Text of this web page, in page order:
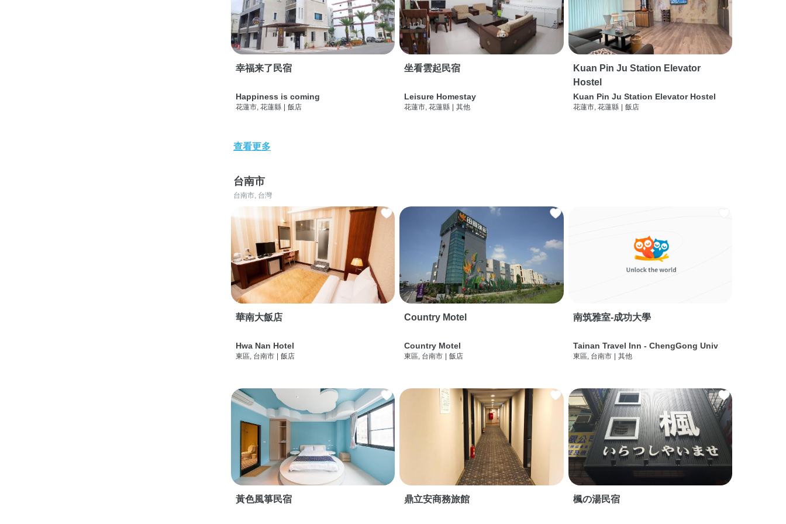
幸福来了民宿
Happiness is coming
花蓮市, 花蓮縣 飯店
坐看雲起民宿
Leisure Homestay
花蓮市, 花蓮縣 其他
Kuan Pin Ju Station Elevator
Hostel
Kuan Pin Ju Station Elevator Hostel
花蓮市, 花蓮縣 飯店
查看更多
台南市
台南市, 台灣
華南大飯店
Hwa Nan Hotel
東區, 台南市 飯店
Country Motel
Country Motel
東區, 台南市 飯店
南筑雅室-成功大學
Tainan Travel Inn - ChengGong Univ
東區, 台南市 其他
黃色風箏民宿 鼎立安商務旅館 楓の湯民宿